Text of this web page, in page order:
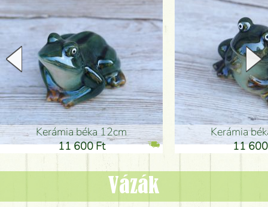
Kerámia béka 12cm
11 600 Ft
Kerámia
11
Vázák